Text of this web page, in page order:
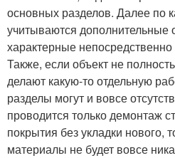
основных разделов. Далее по
учитываются дополнительные
характерные
Также, если объект не
делают какую-то отдельную
разделы могут и вовсе
проводится только демонтаж
покрытия без укладки нового,
материалы не будет вовсе